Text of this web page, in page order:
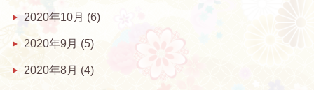
2020年10月 (6)
2020年9月 (5)
2020年8月 (4)